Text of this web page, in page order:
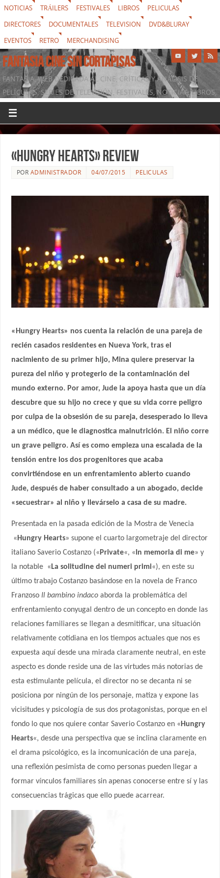
NOTICIAS TRÁILERS FESTIVALES LIBROS
PELICULAS
DIRECTORES
DOCUMENTALES TELEVISION
DVD&BLURAY
EVENTOS
RETRO MERCHANDISING
FANTASIA CINE SIN CORTAPISAS
FANTASIA, WEB DEDICADA AL CINE, CRÍTICAS Y ANÁLISIS DE
PELÍCULAS, SERIES DE TELEVISIÓN, FESTIVALES, NOTICIAS, LIBROS,
DVD & BLURAY, MERCHANDISING Y TODO LO QUE RODEA AL
SÉPTIMO ARTE
«Hungry Hearts» review
POR ADMINISTRADOR 04/07/2015 PELICULAS
«Hungry Hearts» nos cuenta la relación de una pareja de
recién casados residentes en Nueva York, tras el
nacimiento de su primer hijo, Mina quiere preservar la
pureza del niño y protegerlo de la contaminación del
mundo externo. Por amor, Jude la apoya hasta que un día
descubre que su hijo no crece y que su vida corre peligro
por culpa de la obsesión de su pareja, desesperado lo lleva
a un médico, que le diagnostica malnutrición. El niño corre
un grave peligro. Así es como empieza una escalada de la
tensión entre los dos progenitores que acaba
convirtiéndose en un enfrentamiento abierto cuando
Jude, después de haber consultado a un abogado, decide
«secuestrar» al niño y llevárselo a casa de su madre.
Presentada en la pasada edición de la Mostra de Venecia
«Hungry Hearts» supone el cuarto largometraje del director
italiano Saverio Costanzo («Private«, «In memoria di me» y
la notable «La solitudine dei numeri primi«), en este su
último trabajo Costanzo basándose en la novela de Franco
Franzoso Il bambino indacoaborda la problemática del
enfrentamiento conyugal dentro de un concepto en donde las
relaciones familiares se llegan a desmitificar, una situación
relativamente cotidiana en los tiempos actuales que nos es
expuesta aquí desde una mirada claramente neutral, en este
aspecto es donde reside una de las virtudes más notorias de
esta estimulante película, el director no se decanta ni se
posiciona por ningún de los personaje, matiza y expone las
vicisitudes y psicología de sus dos protagonistas, porque en el
fondo lo que nos quiere contar Saverio Costanzo en «Hungry
Hearts«, desde una perspectiva que se inclina claramente en
el drama psicológico, es la incomunicación de una pareja,
una reflexión pesimista de como personas pueden llegar a
formar vínculos familiares sin apenas conocerse entre sí y las
consecuencias trágicas que ello puede acarrear.